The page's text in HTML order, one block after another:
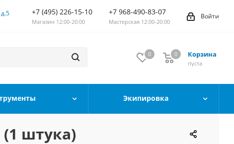
+7 (495) 226-15-10
Магазин 12:00-20:00
+7 968-490-83-07
Мастерская 12:00-20:00
Войти
0 Корзина
0
пуста
0
Экипировка
штука)